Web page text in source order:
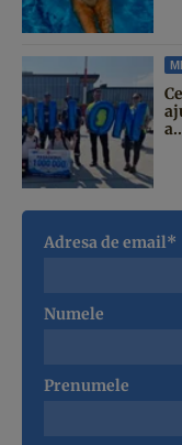
Adresa de email*
Numele
Prenumele